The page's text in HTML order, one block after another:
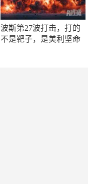
波斯第27波打击，打的
不是靶子，是美利坚命